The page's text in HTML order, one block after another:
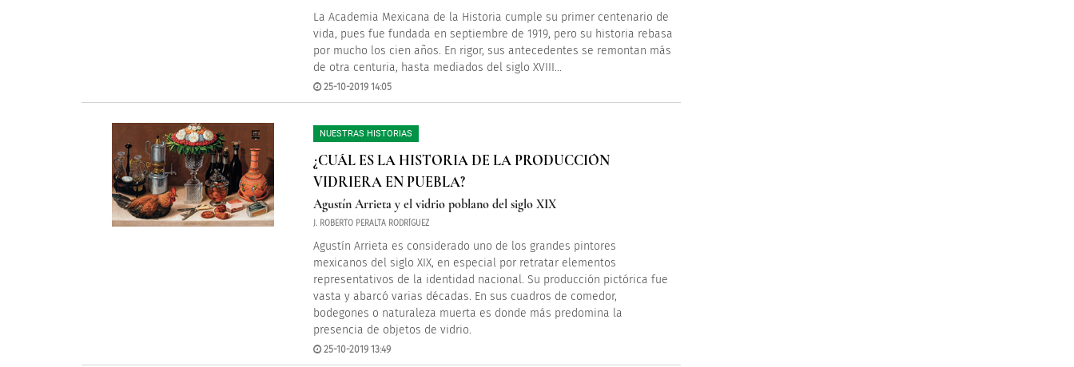
La Academia Mexicana de la Historia cumple su primer centenario de
vida, pues fue fundada en septiembre de 1919, pero su historia rebasa
por mucho los cien años. En rigor, sus antecedentes se remontan más
de otra centuria, hasta mediados del siglo XVIII…
25-10-2019 14:05
NUESTRAS HISTORIAS
¿CUÁL ES LA HISTORIA DE LA PRODUCCIÓN
VIDRIERA EN PUEBLA?
Agustín Arrieta y el vidrio poblano del siglo XIX
J. ROBERTO PERALTA RODRÍGUEZ
Agustín Arrieta es considerado uno de los grandes pintores
mexicanos del siglo XIX, en especial por retratar elementos
representativos de la identidad nacional. Su producción pictórica fue
vasta y abarcó varias décadas. En sus cuadros de comedor,
bodegones o naturaleza muerta es donde más predomina la
presencia de objetos de vidrio.
25-10-2019 13:49